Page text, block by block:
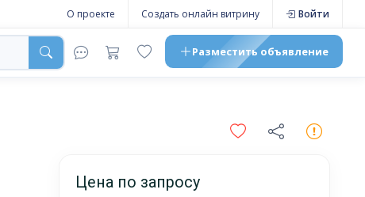
О проекте Создать онлайн витрину Войти
Разместитьобъявление
Цена по запросу